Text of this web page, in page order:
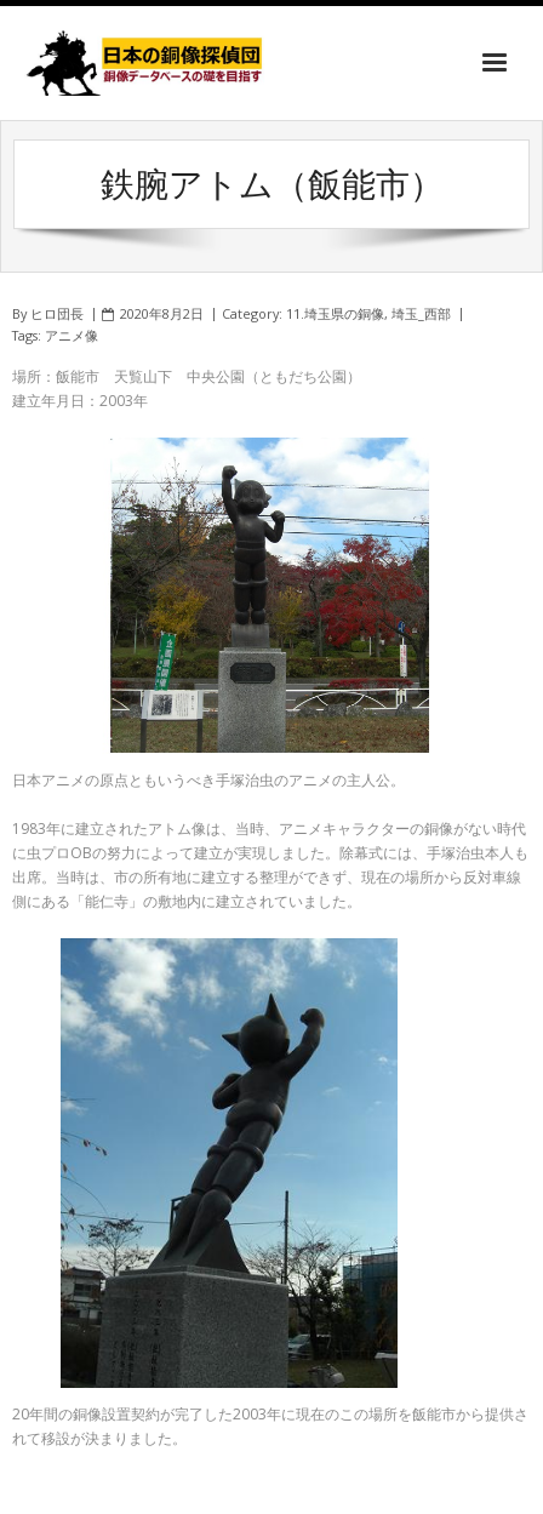
鉄腕アトム（飯能市）
By ヒロ団長 2020年8月2日 Category: 11.埼玉県の銅像, 埼玉_西部
Tags: アニメ像
場所：飯能市 天覧山下 中央公園（ともだち公園）
建立年月日：2003年
日本アニメの原点ともいうべき手塚治虫のアニメの主人公。
1983年に建立されたアトム像は、当時、アニメキャラクターの銅像がない時代
に虫プロOBの努力によって建立が実現しました。除幕式には、手塚治虫本人も
出席。当時は、市の所有地に建立する整理ができず、現在の場所から反対車線
側にある「能仁寺」の敷地内に建立されていました。
20年間の銅像設置契約が完了した2003年に現在のこの場所を飯能市から提供さ
れて移設が決まりました。